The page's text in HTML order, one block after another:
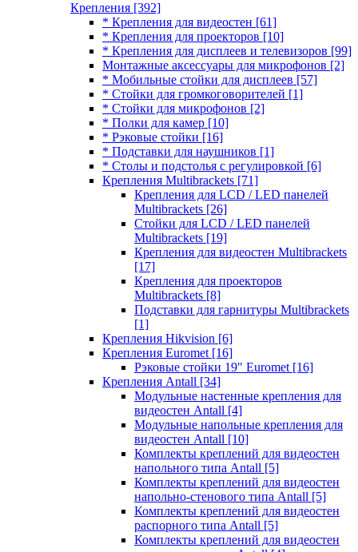
Крепления [392]
* Крепления для видеостен [61]
* Крепления для проекторов [10]
* Крепления для дисплеев и телевизоров [99]
Монтажные аксессуары для микрофонов [2]
* Мобильные стойки для дисплеев [57]
* Стойки для громкоговорителей [1]
* Стойки для микрофонов [2]
* Полки для камер [10]
* Рэковые стойки [16]
* Подставки для наушников [1]
* Столы и подстолья с регулировкой [6]
Крепления Multibrackets [71]
Крепления для LCD / LED панелей
Multibrackets [26]
Стойки для LCD / LED панелей
Multibrackets [19]
Крепления для видеостен Multibrackets
[17]
Крепления для проекторов
Multibrackets [8]
Подставки для гарнитуры Multibrackets
[1]
Крепления Hikvision [6]
Крепления Euromet [16]
Рэковые стойки 19" Euromet [16]
Крепления Antall [34]
Модульные настенные крепления для
видеостен Antall [4]
Модульные напольные крепления для
видеостен Antall [10]
Комплекты креплений для видеостен
напольного типа Antall [5]
Комплекты креплений для видеостен
напольно-стенового типа Antall [5]
Комплекты креплений для видеостен
распорного типа Antall [5]
Комплекты креплений для видеостен